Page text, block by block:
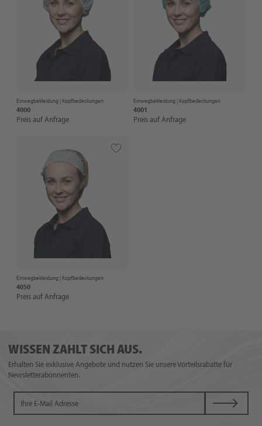
Einwegbekleidung | Kopfbedeckungen
4000
Preis auf Anfrage
Einwegbekleidung | Kopfbedeckungen
4001
Preis auf Anfrage
Einwegbekleidung | Kopfbedeckungen
4050
Preis auf Anfrage
WISSEN ZAHLT SICH AUS.
Erhalten Sie exklusive Angebote und nutzen Sie unsere Vorteilsrabatte für
Newsletterabonnenten.